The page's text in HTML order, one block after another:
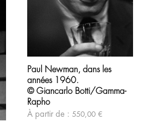
a
plusieurs
variations.
Les
options
peuvent
Paul Newman, dans les
années 1960.
© Giancarlo Botti/Gamma-
Rapho
À partir de : 550,00 €